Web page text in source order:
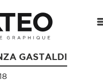
GASTALDI